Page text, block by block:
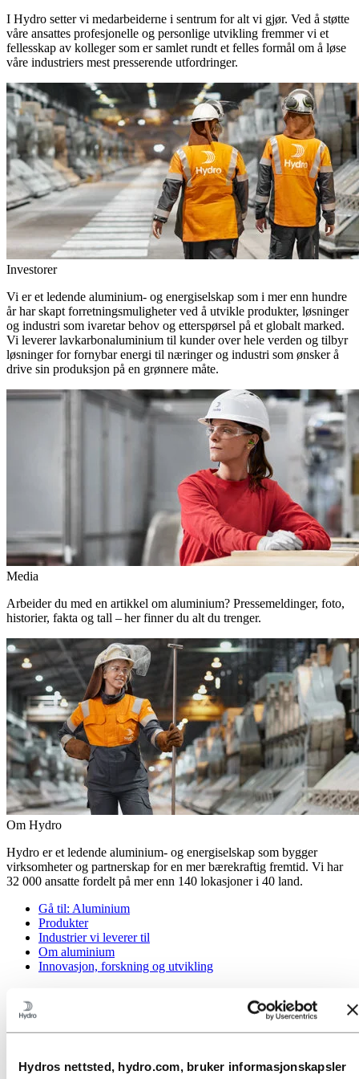
Hydros nettsted, hydro.com, bruker informasjonskapsler
I Hydro setter vi medarbeiderne i sentrum for alt vi gjør. Ved å støtte
våre ansattes profesjonelle og personlige utvikling fremmer vi et
fellesskap av kolleger som er samlet rundt et felles formål om å løse
våre industriers mest presserende utfordringer.
Investorer
Vi er et ledende aluminium- og energiselskap som i mer enn hundre
år har skapt forretningsmuligheter ved å utvikle produkter, løsninger
og industri som ivaretar behov og etterspørsel på et globalt marked.
Vi leverer lavkarbonaluminium til kunder over hele verden og tilbyr
løsninger for fornybar energi til næringer og industri som ønsker å
drive sin produksjon på en grønnere måte.
Media
Arbeider du med en artikkel om aluminium? Pressemeldinger, foto,
historier, fakta og tall – her finner du alt du trenger.
Om Hydro
Hydro er et ledende aluminium- og energiselskap som bygger
virksomheter og partnerskap for en mer bærekraftig fremtid. Vi har
32 000 ansatte fordelt på mer enn 140 lokasjoner i 40 land.
Gå til: Aluminium
Produkter
Industrier vi leverer til
Om aluminium
Innovasjon, forskning og utvikling
Kraftproduksjon og markedsoperasjoner
Gå til:Bærekraft